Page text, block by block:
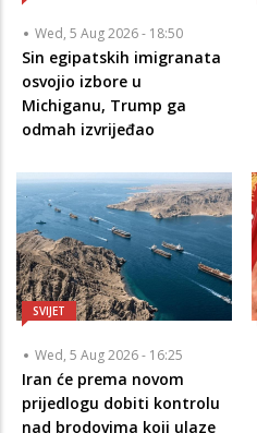
Wed, 5 Aug 2026 - 18:50
Sin egipatskih imigranata
osvojio izbore u
Michiganu, Trump ga
odmah izvrijeđao
SVIJET
Wed, 5 Aug 2026 - 16:25
Iran će prema novom
prijedlogu dobiti kontrolu
nad brodovima koji ulaze